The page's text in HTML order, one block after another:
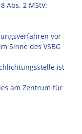
Abs. 2 MStV:
vor
Sinne des VSBG
ist
am Zentrum für